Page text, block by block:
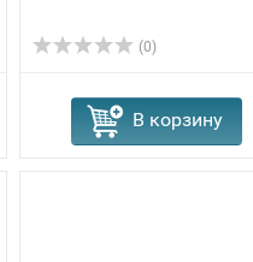
(0)
В корзину